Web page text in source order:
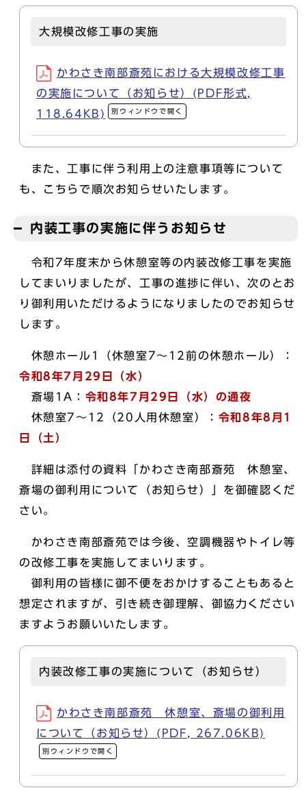
大規模改修工事の実施
かわさき南部斎苑における大規模改修工事
の実施について（お知らせ）(PDF形式,
118.64KB)
別ウィンドウで開く
また、工事に伴う利用上の注意事項等について
も、こちらで順次お知らせいたします。
内装工事の実施に伴うお知らせ
令和7年度末から休憩室等の内装改修工事を実施
してまいりましたが、工事の進捗に伴い、次のとお
り御利用いただけるようになりましたのでお知らせ
します。
休憩ホール1（休憩室7～12前の休憩ホール）：
令和8年7月29日（水）
斎場1A： 令和8年7月29日（水）の通夜
休憩室7～12（20人用休憩室）： 令和8年8月1
日（土）
詳細は添付の資料「かわさき南部斎苑 休憩室、
斎場の御利用について（お知らせ）」を御確認くだ
さい。
かわさき南部斎苑では今後、空調機器やトイレ等
の改修工事を実施してまいります。
御利用の皆様に御不便をおかけすることもあると
想定されますが、引き続き御理解、御協力ください
ますようお願いいたします。
内装改修工事の実施について（お知らせ）
かわさき南部斎苑 休憩室、斎場の御利用
について（お知らせ）(PDF, 267.06KB)
別ウィンドウで開く